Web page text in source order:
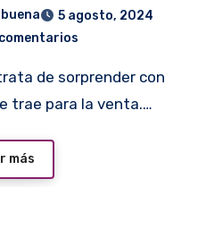
5 agosto, 2024
trae para la venta.…
más